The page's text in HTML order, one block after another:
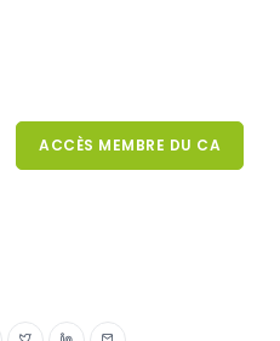
ACCÈS MEMBRE DU CA